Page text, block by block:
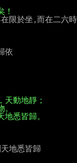
！
限於坐,而在二六時
依
悉皆歸。
地悉皆歸